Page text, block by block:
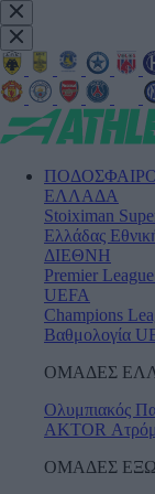
ΕΛΛΑΔΑ
Stoiximan
Ελλάδας
ΔΙΕΘΝΗ
Premier League
UEFA
Champions
Βαθμολογία
ΟΜΑΔΕΣ
Ολυμπιακός
AKTOR
ΟΜΑΔΕΣ